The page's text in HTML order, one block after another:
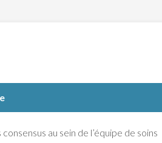
au sein de l’équipe de soins